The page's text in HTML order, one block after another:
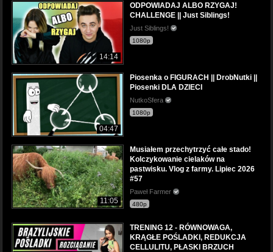
14:14
ODPOWIADAJ ALBO RZYGAJ!
CHALLENGE || Just Siblings!
Just Siblings!
1080p
04:47
Piosenka o FIGURACH || DrobNutki ||
Piosenki DLA DZIECI
NutkoSfera
1080p
11:05
Musiałem przechytrzyć całe stado!
Kolczykowanie cielaków na
pastwisku. Vlog z farmy. Lipiec 2026
#57
Paweł Farmer
480p
TRENING 12 - RÓWNOWAGA,
KRĄGŁE POŚLADKI, REDUKCJA
CELLULITU, PŁASKI BRZUCH